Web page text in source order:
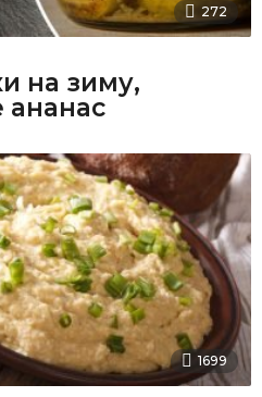
272
на зиму,
1699